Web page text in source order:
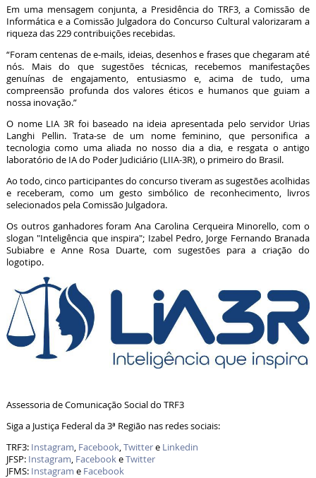
Em uma mensagem conjunta, a Presidência do TRF3, a Comissão de
Informática e a Comissão Julgadora do Concurso Cultural valorizaram a
riqueza das 229 contribuições recebidas.
“Foram centenas de e-mails, ideias, desenhos e frases que chegaram até
nós. Mais do que sugestões técnicas, recebemos manifestações
genuínas de engajamento, entusiasmo e, acima de tudo, uma
compreensão profunda dos valores éticos e humanos que guiam a
nossa inovação.”
O nome LIA 3R foi baseado na ideia apresentada pelo servidor Urias
Langhi Pellin. Trata-se de um nome feminino, que personifica a
tecnologia como uma aliada no nosso dia a dia, e resgata o antigo
laboratório de IA do Poder Judiciário (LIIA-3R), o primeiro do Brasil.
Ao todo, cinco participantes do concurso tiveram as sugestões acolhidas
e receberam, como um gesto simbólico de reconhecimento, livros
selecionados pela Comissão Julgadora.
Os outros ganhadores foram Ana Carolina Cerqueira Minorello, com o
slogan "Inteligência que inspira"; Izabel Pedro, Jorge Fernando Branada
Subiabre e Anne Rosa Duarte, com sugestões para a criação do
logotipo.
Assessoria de Comunicação Social do TRF3
Siga a Justiça Federal da 3ª Região nas redes sociais:
TRF3: Instagram, Facebook,Twittere Linkedin
JFSP: Instagram, FacebookeTwitter
JFMS: Instagram e Facebook